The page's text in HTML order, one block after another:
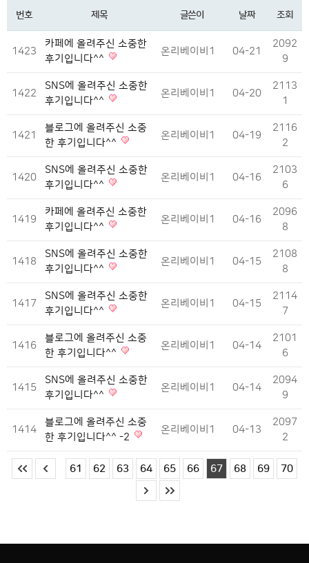
번호 제목 글쓴이 날짜 조회
1423
카페에 올려주신 소중한
후기입니다^^
온리베이비1 04-21
2092
9
1422
SNS에 올려주신 소중한
후기입니다^^
온리베이비1 04-20
2113
1
1421
블로그에 올려주신 소중
한 후기입니다^^
온리베이비1 04-19
2116
2
1420
SNS에 올려주신 소중한
후기입니다^^
온리베이비1 04-16
2103
6
1419
카페에 올려주신 소중한
후기입니다^^
온리베이비1 04-16
2096
8
1418
SNS에 올려주신 소중한
후기입니다^^
온리베이비1 04-15
2108
8
1417
SNS에 올려주신 소중한
후기입니다^^
온리베이비1 04-15
2114
7
1416
블로그에 올려주신 소중
한 후기입니다^^
온리베이비1 04-14
2101
6
1415
SNS에 올려주신 소중한
후기입니다^^
온리베이비1 04-14
2094
9
1414
블로그에 올려주신 소중
한 후기입니다^^ -2
온리베이비1 04-13
2097
2
61 62 63 64 65 66 67 68 69 70